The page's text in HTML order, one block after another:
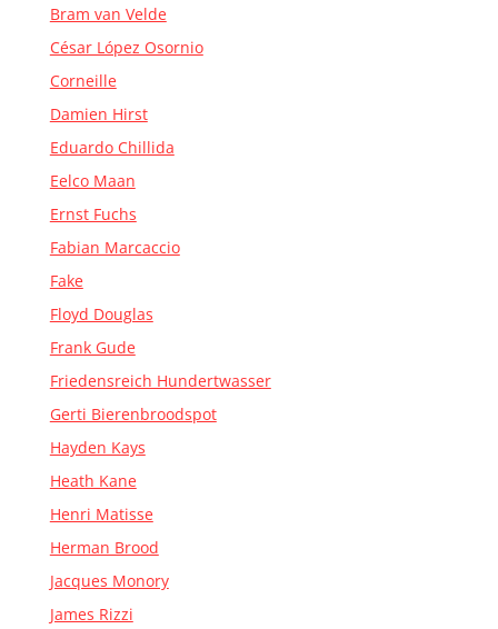
Bram van Velde
César López Osornio
Corneille
Damien Hirst
Eduardo Chillida
Eelco Maan
Ernst Fuchs
Fabian Marcaccio
Fake
Floyd Douglas
Frank Gude
Friedensreich Hundertwasser
Gerti Bierenbroodspot
Hayden Kays
Heath Kane
Henri Matisse
Herman Brood
Jacques Monory
James Rizzi